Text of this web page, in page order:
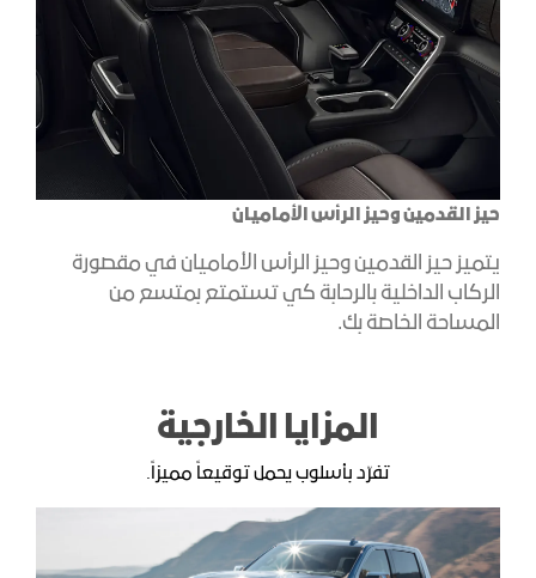
حيز القدمين وحيز الرأس الأماميان
يتميز حيز القدمين وحيز الرأس الأماميان في مقصورة
الركاب الداخلية بالرحابة كي تستمتع بمتسع من
المساحة الخاصة بك.
المزايا الخارجية
تفرّد بأسلوب يحمل توقيعاً مميزاً.